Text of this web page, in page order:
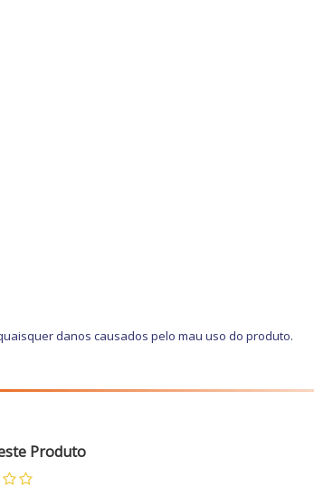
danos causados pelo mau uso do produto.
Produto